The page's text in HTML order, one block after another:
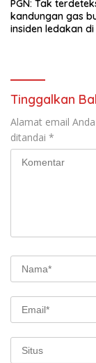
PGN: Tak
kandungan gas
insiden ledakan
Tinggalkan
Alamat email
ditandai *